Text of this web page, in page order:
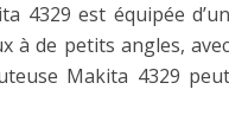
4329 est équipée d’un
à de petits angles, avec
Makita 4329 peut